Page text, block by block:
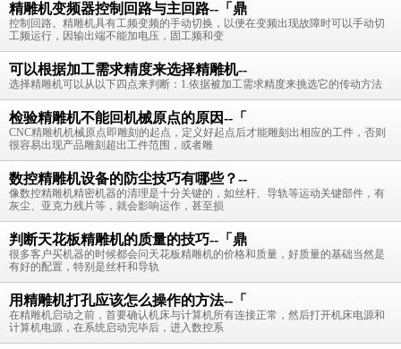
精雕机变频器控制回路与主回路--「鼎
控制回路。精雕机具有工频变频的手动切换，以便在变频出现故障时可以手动切
工频运行，因输出端不能加电压，固工频和变
可以根据加工需求精度来选择精雕机--
选择精雕机可以从以下四点来判断：1.依据被加工需求精度来挑选它的传动方法
检验精雕机不能回机械原点的原因--「
CNC精雕机机械原点即雕刻的起点，定义好起点后才能雕刻出相应的工件，否则
很容易出现产品雕刻超出工件范围，或者雕
数控精雕机设备的防尘技巧有哪些？--
像数控精雕机精密机器的清理是十分关键的，如丝杆、导轨等运动关键部件，有
灰尘、亚克力残片等，就会影响运作，甚至损
判断天花板精雕机的质量的技巧--「鼎
很多客户买机器的时候都会问天花板精雕机的价格和质量，好质量的基础当然是
有好的配置，特别是丝杆和导轨
用精雕机打孔应该怎么操作的方法--「
在精雕机启动之前，首要确认机床与计算机所有连接正常，然后打开机床电源和
计算机电源，在系统启动完毕后，进入数控系